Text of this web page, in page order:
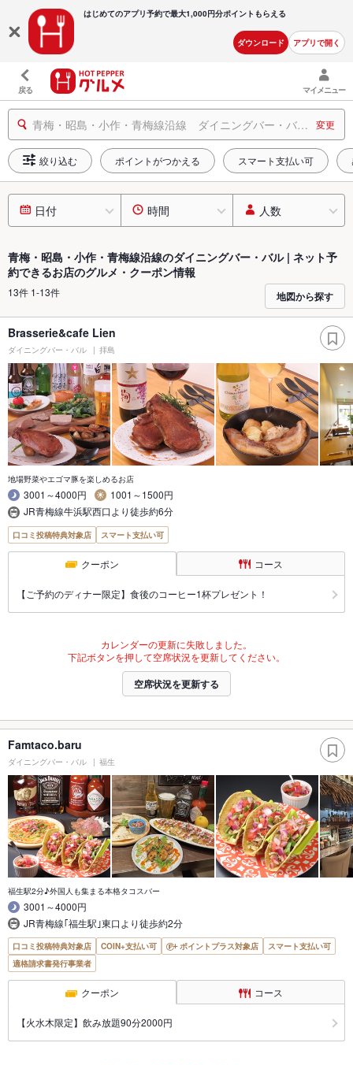
はじめてのアプリ予約で最大1,000円分ポイントもらえる
ダウンロード アプリで開く
戻る マイメニュー
青梅・昭島・小作・青梅線沿線 ダイニングバー・バル ネット予約できるお店 変更
絞り込む ポイントがつかえる スマート支払い可
日付 時間 人数
青梅・昭島・小作・青梅線沿線のダイニングバー・バル | ネット予
約できるお店のグルメ・クーポン情報
13件 1-13件 地図から探す
Brasserie&cafe Lien
ダイニングバー・バル 拝島
地場野菜やエゴマ豚を楽しめるお店
3001～4000円
1001～1500円
JR青梅線牛浜駅西口より徒歩約6分
口コミ投稿特典対象店 スマート支払い可
クーポン コース
【ご予約のディナー限定】食後のコーヒー1杯プレゼント！
カレンダーの更新に失敗しました。
下記ボタンを押して空席状況を更新してください。
空席状況を更新する
Famtaco.baru
ダイニングバー・バル 福生
福生駅2分♪外国人も集まる本格タコスバー
3001～4000円
JR青梅線｢福生駅｣東口より徒歩約2分
口コミ投稿特典対象店 COIN+支払い可 ポイントプラス対象店
スマート支払い可
適格請求書発行事業者
クーポン コース
【火水木限定】飲み放題90分2000円